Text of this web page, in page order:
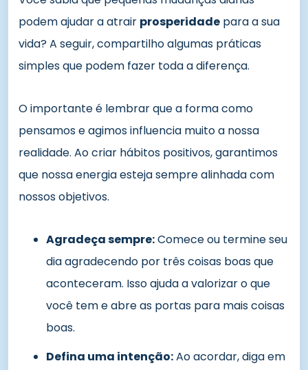
podem ajudar a atrair prosperidade para a sua
vida? A seguir, compartilho algumas práticas
simples que podem fazer toda a diferença.
O importante é lembrar que a forma como
pensamos e agimos influencia muito a nossa
realidade. Ao criar hábitos positivos, garantimos
que nossa energia esteja sempre alinhada com
nossos objetivos.
Agradeça sempre:Comece ou termine seu
dia agradecendo por três coisas boas que
aconteceram. Isso ajuda a valorizar o que
você tem e abre as portas para mais coisas
boas.
Defina uma intenção:Ao acordar, diga em